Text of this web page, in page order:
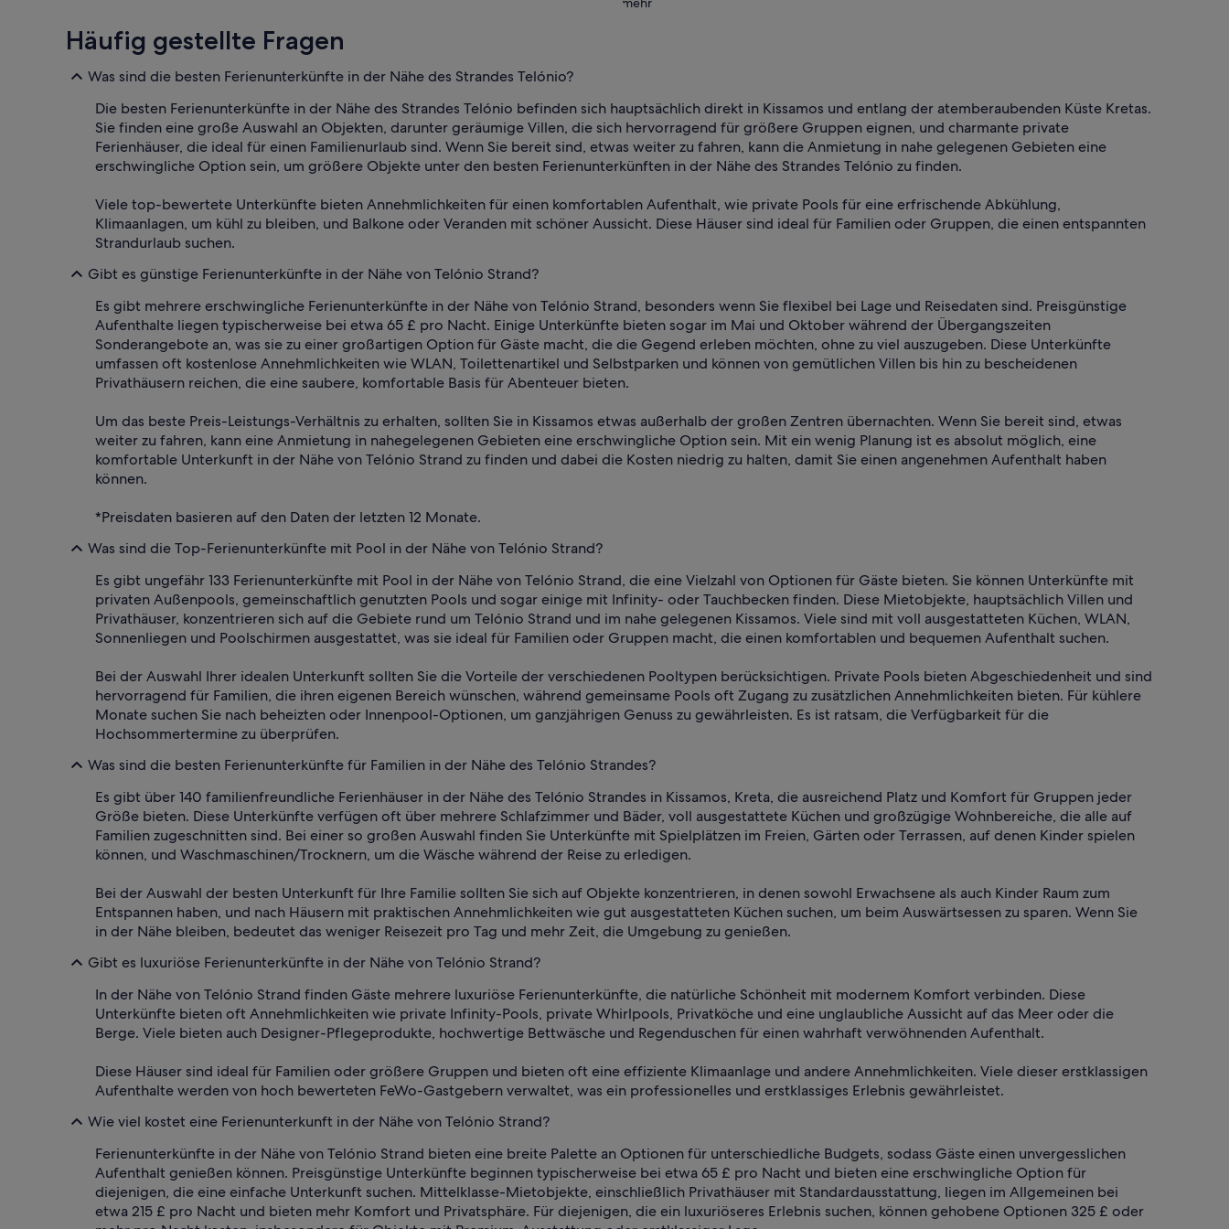
Wir haben uns sehr gut
gefühlt und werden nicht
Ruhesuchende ideal. Sehr
Häufig gestellte Fragen
Was sind die besten Ferienunterkünfte in der Nähe des Strandes Telónio?
Die besten Ferienunterkünfte in der Nähe des Strandes Telónio befinden sich hauptsächlich direkt in Kissamos und entlang der atemberaubenden Küste Kretas.
Sie finden eine große Auswahl an Objekten, darunter geräumige Villen, die sich hervorragend für größere Gruppen eignen, und charmante private
Ferienhäuser, die ideal für einen Familienurlaub sind. Wenn Sie bereit sind, etwas weiter zu fahren, kann die Anmietung in nahe gelegenen Gebieten eine
erschwingliche Option sein, um größere Objekte unter den besten Ferienunterkünften in der Nähe des Strandes Telónio zu finden.
Viele top-bewertete Unterkünfte bieten Annehmlichkeiten für einen komfortablen Aufenthalt, wie private Pools für eine erfrischende Abkühlung,
Klimaanlagen, um kühl zu bleiben, und Balkone oder Veranden mit schöner Aussicht. Diese Häuser sind ideal für Familien oder Gruppen, die einen entspannten
Strandurlaub suchen.
Gibt es günstige Ferienunterkünfte in der Nähe von Telónio Strand?
Es gibt mehrere erschwingliche Ferienunterkünfte in der Nähe von Telónio Strand, besonders wenn Sie flexibel bei Lage und Reisedaten sind. Preisgünstige
Aufenthalte liegen typischerweise bei etwa 65 £ pro Nacht. Einige Unterkünfte bieten sogar im Mai und Oktober während der Übergangszeiten
Sonderangebote an, was sie zu einer großartigen Option für Gäste macht, die die Gegend erleben möchten, ohne zu viel auszugeben. Diese Unterkünfte
umfassen oft kostenlose Annehmlichkeiten wie WLAN, Toilettenartikel und Selbstparken und können von gemütlichen Villen bis hin zu bescheidenen
Privathäusern reichen, die eine saubere, komfortable Basis für Abenteuer bieten.
Um das beste Preis-Leistungs-Verhältnis zu erhalten, sollten Sie in Kissamos etwas außerhalb der großen Zentren übernachten. Wenn Sie bereit sind, etwas
weiter zu fahren, kann eine Anmietung in nahegelegenen Gebieten eine erschwingliche Option sein. Mit ein wenig Planung ist es absolut möglich, eine
komfortable Unterkunft in der Nähe von Telónio Strand zu finden und dabei die Kosten niedrig zu halten, damit Sie einen angenehmen Aufenthalt haben
können.
*Preisdaten basieren auf den Daten der letzten 12 Monate.
Was sind die Top-Ferienunterkünfte mit Pool in der Nähe von Telónio Strand?
Es gibt ungefähr 133 Ferienunterkünfte mit Pool in der Nähe von Telónio Strand, die eine Vielzahl von Optionen für Gäste bieten. Sie können Unterkünfte mit
privaten Außenpools, gemeinschaftlich genutzten Pools und sogar einige mit Infinity- oder Tauchbecken finden. Diese Mietobjekte, hauptsächlich Villen und
Privathäuser, konzentrieren sich auf die Gebiete rund um Telónio Strand und im nahe gelegenen Kissamos. Viele sind mit voll ausgestatteten Küchen, WLAN,
Sonnenliegen und Poolschirmen ausgestattet, was sie ideal für Familien oder Gruppen macht, die einen komfortablen und bequemen Aufenthalt suchen.
Bei der Auswahl Ihrer idealen Unterkunft sollten Sie die Vorteile der verschiedenen Pooltypen berücksichtigen. Private Pools bieten Abgeschiedenheit und sind
hervorragend für Familien, die ihren eigenen Bereich wünschen, während gemeinsame Pools oft Zugang zu zusätzlichen Annehmlichkeiten bieten. Für kühlere
Monate suchen Sie nach beheizten oder Innenpool-Optionen, um ganzjährigen Genuss zu gewährleisten. Es ist ratsam, die Verfügbarkeit für die
Hochsommertermine zu überprüfen.
Was sind die besten Ferienunterkünfte für Familien in der Nähe des Telónio Strandes?
Es gibt über 140 familienfreundliche Ferienhäuser in der Nähe des Telónio Strandes in Kissamos, Kreta, die ausreichend Platz und Komfort für Gruppen jeder
Größe bieten. Diese Unterkünfte verfügen oft über mehrere Schlafzimmer und Bäder, voll ausgestattete Küchen und großzügige Wohnbereiche, die alle auf
Familien zugeschnitten sind. Bei einer so großen Auswahl finden Sie Unterkünfte mit Spielplätzen im Freien, Gärten oder Terrassen, auf denen Kinder spielen
können, und Waschmaschinen/Trocknern, um die Wäsche während der Reise zu erledigen.
Bei der Auswahl der besten Unterkunft für Ihre Familie sollten Sie sich auf Objekte konzentrieren, in denen sowohl Erwachsene als auch Kinder Raum zum
Entspannen haben, und nach Häusern mit praktischen Annehmlichkeiten wie gut ausgestatteten Küchen suchen, um beim Auswärtsessen zu sparen. Wenn Sie
in der Nähe bleiben, bedeutet das weniger Reisezeit pro Tag und mehr Zeit, die Umgebung zu genießen.
Gibt es luxuriöse Ferienunterkünfte in der Nähe von Telónio Strand?
In der Nähe von Telónio Strand finden Gäste mehrere luxuriöse Ferienunterkünfte, die natürliche Schönheit mit modernem Komfort verbinden. Diese
Unterkünfte bieten oft Annehmlichkeiten wie private Infinity-Pools, private Whirlpools, Privatköche und eine unglaubliche Aussicht auf das Meer oder die
Berge. Viele bieten auch Designer-Pflegeprodukte, hochwertige Bettwäsche und Regenduschen für einen wahrhaft verwöhnenden Aufenthalt.
Diese Häuser sind ideal für Familien oder größere Gruppen und bieten oft eine effiziente Klimaanlage und andere Annehmlichkeiten. Viele dieser erstklassigen
Aufenthalte werden von hoch bewerteten FeWo-Gastgebern verwaltet, was ein professionelles und erstklassiges Erlebnis gewährleistet.
Wie viel kostet eine Ferienunterkunft in der Nähe von Telónio Strand?
Ferienunterkünfte in der Nähe von Telónio Strand bieten eine breite Palette an Optionen für unterschiedliche Budgets, sodass Gäste einen unvergesslichen
Aufenthalt genießen können. Preisgünstige Unterkünfte beginnen typischerweise bei etwa 65 £ pro Nacht und bieten eine erschwingliche Option für
diejenigen, die eine einfache Unterkunft suchen. Mittelklasse-Mietobjekte, einschließlich Privathäuser mit Standardausstattung, liegen im Allgemeinen bei
etwa 215 £ pro Nacht und bieten mehr Komfort und Privatsphäre. Für diejenigen, die ein luxuriöseres Erlebnis suchen, können gehobene Optionen 325 £ oder